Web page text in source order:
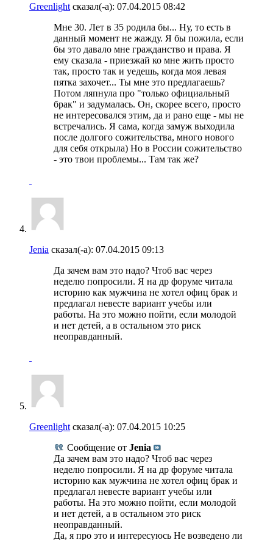
Greenlight сказал(-а): 07.04.2015 08:42
Мне 30. Лет в 35 родила бы... Ну, то есть в
данный момент не жажду. Я бы пожила, если
бы это давало мне гражданство и права. Я
ему сказала - приезжай ко мне жить просто
так, просто так и уедешь, когда моя левая
пятка захочет... Ты мне это предлагаешь?
Потом ляпнула про "только официальный
брак" и задумалась. Он, скорее всего, просто
не интересовался этим, да и рано еще - мы не
встречались. Я сама, когда замуж выходила
после долгого сожительства, много нового
для себя открыла) Но в России сожительство
- это твои проблемы... Там так же?
Jenia сказал(-а): 07.04.2015 09:13
Да зачем вам это надо? Чтоб вас через
неделю попросили. Я на др форуме читала
историю как мужчина не хотел офиц брак и
предлагал невесте вариант учебы или
работы. На это можно пойти, если молодой
и нет детей, а в остальном это риск
неоправданный.
Greenlight сказал(-а): 07.04.2015 10:25
Сообщение от Jenia
Да зачем вам это надо? Чтоб вас через
неделю попросили. Я на др форуме читала
историю как мужчина не хотел офиц брак и
предлагал невесте вариант учебы или
работы. На это можно пойти, если молодой
и нет детей, а в остальном это риск
неоправданный.
Да, я про это и интересуюсь Не возведено ли